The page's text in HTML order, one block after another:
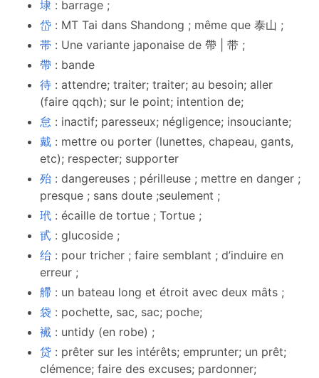
埭 : barrage ;
岱 : MT Tai dans Shandong ; même que 泰山 ;
帯 : Une variante japonaise de 帶 | 带 ;
帶 : bande
待 : attendre; traiter; traiter; au besoin; aller
(faire qqch); sur le point; intention de;
怠 : inactif; paresseux; négligence; insouciante;
戴 : mettre ou porter (lunettes, chapeau, gants,
etc); respecter; supporter
殆 : dangereuses ; périlleuse ; mettre en danger ;
presque ; sans doute ;seulement ;
玳 : écaille de tortue ; Tortue ;
甙 : glucoside ;
绐 : pour tricher ; faire semblant ; d’induire en
erreur ;
艜 : un bateau long et étroit avec deux mâts ;
袋 : pochette, sac, sac; poche;
襶 : untidy (en robe) ;
贷 : prêter sur les intérêts; emprunter; un prêt;
clémence; ​​faire des excuses; pardonner;